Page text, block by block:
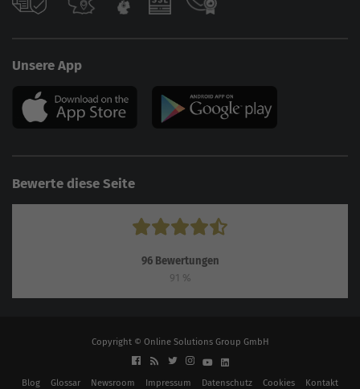
Unsere App
Bewerte diese Seite
96Bewertungen
91 %
Copyright © Online Solutions Group GmbH
Blog Glossar Newsroom Impressum Datenschutz Cookies Kontakt